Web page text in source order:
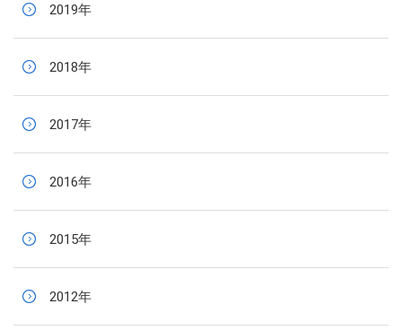
2019年
2018年
2017年
2016年
2015年
2012年